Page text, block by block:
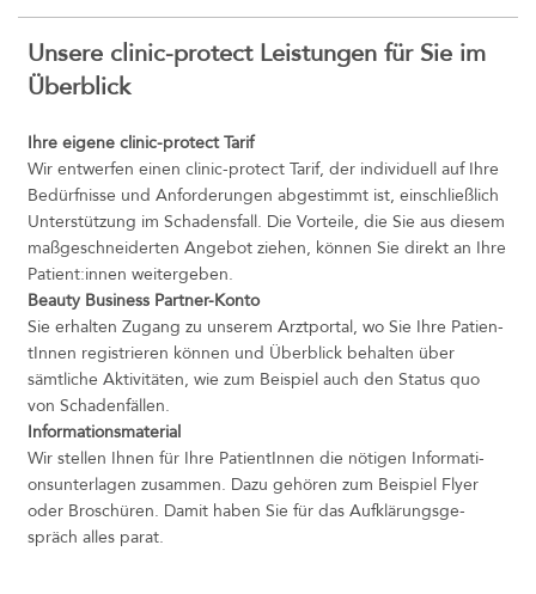
Unsere clinic-protect Leistungen für Sie im
Überblick
Ihre eigene clinic-protect Tarif
Wir entwerfen einen clinic-protect Tarif, der individuell auf Ihre
Bedürfnisse und Anforderungen abgestimmt ist, einschließlich
Unterstützung im Schadensfall. Die Vorteile, die Sie aus diesem
maßgeschneiderten Angebot ziehen, können Sie direkt an Ihre
Patient:innen weitergeben.
Beauty Business Partner-Konto
Sie erhalten Zugang zu unserem Arztportal, wo Sie Ihre Pa­ti­en­
tIn­nen re­gis­trie­ren können und Überblick behalten über
sämtliche Aktivitäten, wie zum Beispiel auch den Status quo
von Schadenfällen.
Informationsmaterial
Wir stellen Ihnen für Ihre Pa­ti­en­tIn­nen die nötigen In­for­ma­ti­
ons­un­ter­la­gen zusammen. Dazu gehören zum Beispiel Flyer
oder Broschüren. Damit haben Sie für das Auf­klä­rungs­ge­
spräch alles parat.